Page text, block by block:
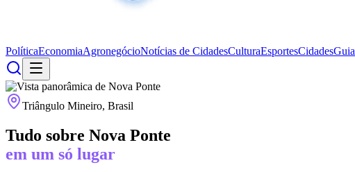
PolíticaEconomiaAgronegócioNotícias de CidadesCulturaEsportesCidadesGuia
Triângulo Mineiro, Brasil
Tudo sobre Nova Ponte
em um só lugar